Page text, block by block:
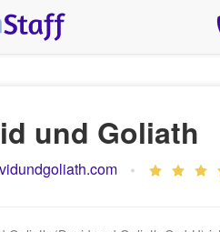
und Goliath